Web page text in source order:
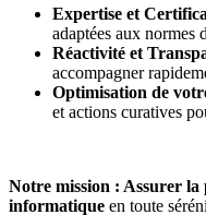
Expertise et
adaptées aux normes
Réactivité et
accompagner
Optimisation de
et actions curatives
Notre mission : Assurer la
informatique en toute